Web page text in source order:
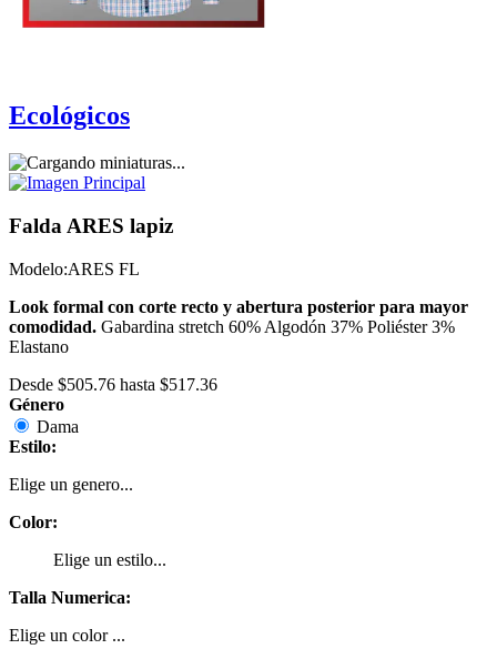
Ecológicos
Falda ARES lapiz
Modelo:ARES FL
Look formal con corte recto y abertura posterior para mayor
comodidad. Gabardina stretch 60% Algodón 37% Poliéster 3%
Elastano
Desde $505.76 hasta $517.36
Género
Dama
Estilo:
Elige un genero...
Color:
Elige un estilo...
Talla Numerica:
Elige un color ...